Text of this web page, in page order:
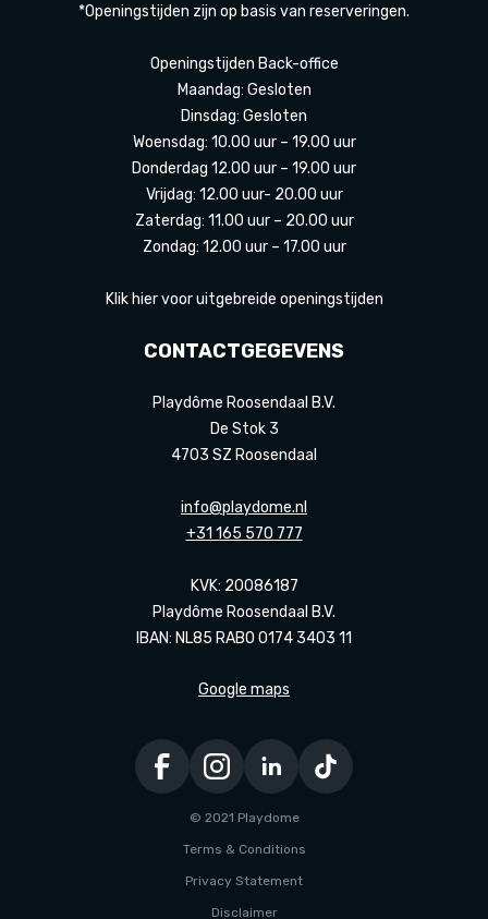
*Openingstijden zijn op basis van reserveringen.
Openingstijden Back-office
Maandag: Gesloten
Dinsdag: Gesloten
Woensdag: 10.00 uur – 19.00 uur
Donderdag 12.00 uur – 19.00 uur
Vrijdag: 12.00 uur- 20.00 uur
Zaterdag: 11.00 uur – 20.00 uur
Zondag: 12.00 uur – 17.00 uur
Klik hier voor uitgebreide openingstijden
CONTACTGEGEVENS
Playdôme Roosendaal B.V.
De Stok 3
4703 SZ Roosendaal
info@playdome.nl
+31 165 570 777
KVK: 20086187
Playdôme Roosendaal B.V.
IBAN: NL85 RABO 0174 3403 11
Google maps
© 2021 Playdome
Terms & Conditions
Privacy Statement
Disclaimer